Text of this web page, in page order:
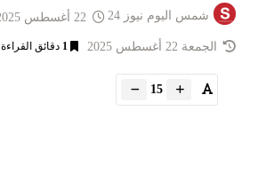
شمس اليوم نيوز 24
الجمعة 22 أغسطس 2025 1 دقائق القراءة
15